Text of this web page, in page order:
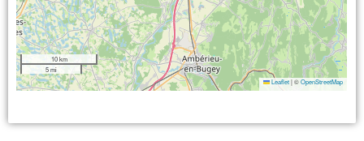
10 km
5 mi
Leaflet |©OpenStreetMap